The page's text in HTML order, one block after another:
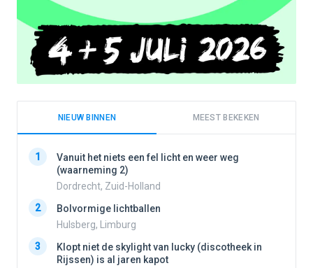
NIEUW BINNEN MEEST BEKEKEN
1
Vanuit het niets een fel licht en weer weg
(waarneming 2)
Dordrecht, Zuid-Holland
2
Bolvormige lichtballen
Hulsberg, Limburg
3
Klopt niet de skylight van lucky (discotheek in
Rijssen) is al jaren kapot